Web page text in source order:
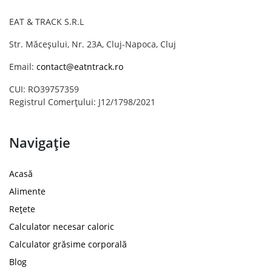
EAT & TRACK S.R.L
Str. Măceșului, Nr. 23A, Cluj-Napoca, Cluj
Email: contact@eatntrack.ro
CUI: RO39757359
Registrul Comerțului: J12/1798/2021
Navigație
Acasă
Alimente
Rețete
Calculator necesar caloric
Calculator grăsime corporală
Blog